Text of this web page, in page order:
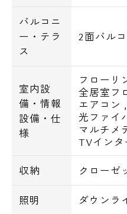
バルコニ
ー・テラ
ス
2面バル
室内設
備・情報
設備・仕
様
フローリ
全居室フ
エアコン ,
光ファイ
マルチメ
TVインタ
収納 クローゼ
照明 ダウンラ